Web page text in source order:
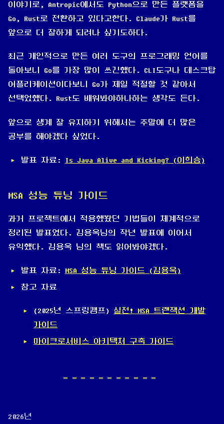
이야기로, Antropic에서도 Python으로 만든 플랫폼을
Go, Rust로 전환하고 있다고한다. Claude가 Rust를
앞으로 더 잘하게 되려나 싶기도하다.
최근 개인적으로 만든 여러 도구의 프로그래밍 언어를
돌아보니 Go를 가장 많이 쓰긴했다. CLI도구나 데스크탑
어플리케이션이다보니 Go가 제일 적절할 것 같아서
선택었했다. Rust도 배워봐야하나하는 생각도 든다.
앞으로 생계 잘 유지하기 위해서는 주말에 더 많은
공부를 해야겠다 싶었다.
발표 자료: Is Java Alive and Kicking? (이희승)
MSA 성능 튜닝 가이드
과거 프로젝트에서 적용했봤던 기법들이 체계적으로
정리된 발표였다. 김용옥님의 작년 발표에 이어서
유익했다. 김용옥 님의 책도 읽어봐야겠다.
발표 자료: MSA 성능 튜닝 가이드 (김용욱)
참고 자료
(2025년 스프링캠프) 실전! MSA 트랜잭션 개발
가이드
마이크로서비스 아키텍처 구축 가이드
2026년